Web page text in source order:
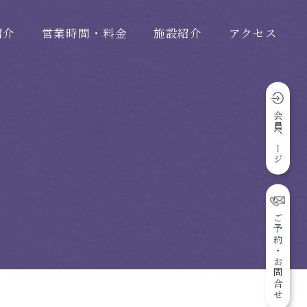
営業時間・料金 施設紹介 アクセス
会員ページ
ご予約・お問合せ